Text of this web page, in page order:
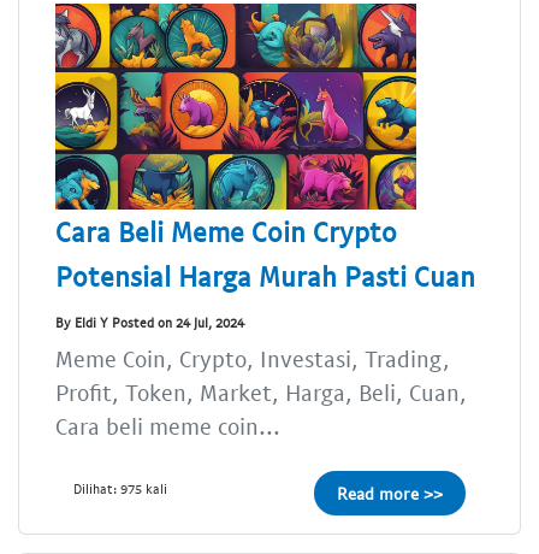
Cara Beli Meme Coin Crypto
Potensial Harga Murah Pasti Cuan
By Eldi Y Posted on 24 Jul, 2024
Meme Coin, Crypto, Investasi, Trading,
Profit, Token, Market, Harga, Beli, Cuan,
Cara beli meme coin...
Dilihat: 975 kali Read more >>